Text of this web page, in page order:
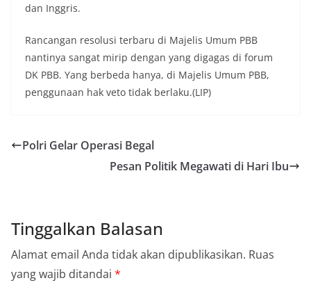
dan Inggris.
Rancangan resolusi terbaru di Majelis Umum PBB
nantinya sangat mirip dengan yang digagas di forum
DK PBB. Yang berbeda hanya, di Majelis Umum PBB,
penggunaan hak veto tidak berlaku.(LIP)
Polri Gelar Operasi Begal
Pesan Politik Megawati di Hari Ibu
Tinggalkan Balasan
Alamat email Anda tidak akan dipublikasikan. Ruas
yang wajib ditandai *